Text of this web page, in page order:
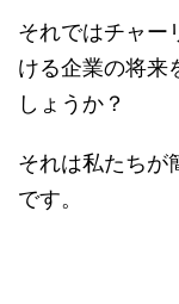
それではチャー
ける企業の将来
しょうか？
それは私たちが
です。